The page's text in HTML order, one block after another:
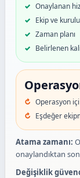
Onaylanan
Ekip ve
Zaman planı
Belirlenen
Operasyon içi
Eşdeğer
Atama zamanı:
onaylandıktan
Değişiklik